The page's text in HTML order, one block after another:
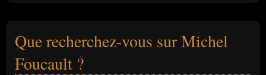
Que recherchez-vous sur Michel
Foucault ?